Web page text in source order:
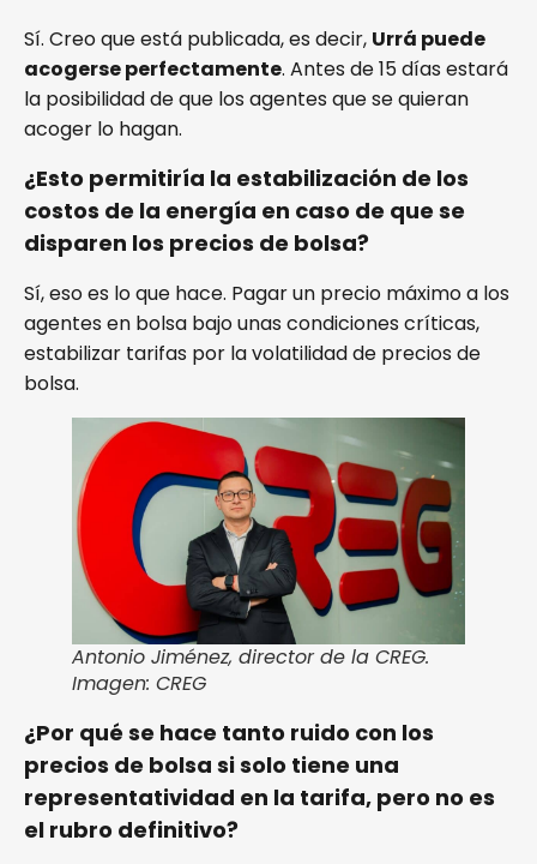
Sí. Creo que está publicada, es decir, Urrá puede
acogerse perfectamente. Antes de 15 días estará
la posibilidad de que los agentes que se quieran
acoger lo hagan.
¿Esto permitiría la estabilización de los
costos de la energía en caso de que se
disparen los precios de bolsa?
Sí, eso es lo que hace. Pagar un precio máximo a los
agentes en bolsa bajo unas condiciones críticas,
estabilizar tarifas por la volatilidad de precios de
bolsa.
Antonio Jiménez, director de la CREG.
Imagen: CREG
¿Por qué se hace tanto ruido con los
precios de bolsa si solo tiene una
representatividad en la tarifa, pero no es
el rubro definitivo?